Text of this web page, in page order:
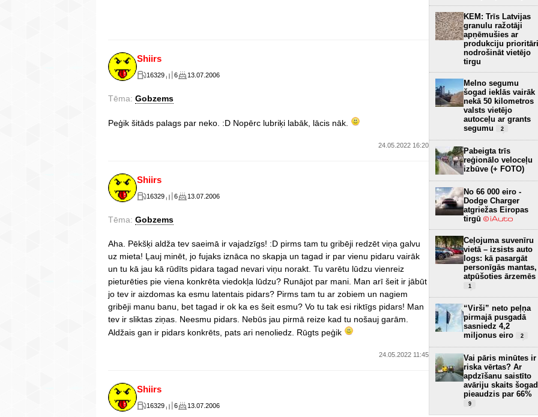
Shiirs
16329 6 13.07.2006
Tēma: Gobzems
Peģik šitāds palags par neko. :D Nopērc lubriķi labāk, lācis nāk.
24.05.2022 16:20
Shiirs
16329 6 13.07.2006
Tēma: Gobzems
Aha. Pēkšķi aldža tev saeimā ir vajadzīgs! :D pirms tam tu gribēji redzēt viņa galvu
uz mieta! Ļauj minēt, jo fujaks iznāca no skapja un tagad ir par vienu pidaru vairāk
un tu kā jau kā rūdīts pidara tagad nevari viņu norakt. Tu varētu lūdzu vienreiz
pieturēties pie viena konkrēta viedokļa lūdzu? Runājot par mani. Man arī šeit ir jābūt
jo tev ir aizdomas ka esmu latentais pidars? Pirms tam tu ar zobiem un nagiem
gribēji manu banu, bet tagad ir ok ka es šeit esmu? Vo tu tak esi riktīgs pidars! Man
tev ir sliktas ziņas. Neesmu pidars. Nebūs jau pirmā reize kad tu nošauj garām.
Aldžais gan ir pidars konkrēts, pats ari nenoliedz. Rūgts peģik
24.05.2022 11:45
Shiirs
16329 6 13.07.2006
KEM: Trīs Latvijas
granulu ražotāji
apņēmušies ar
produkciju prioritāri
nodrošināt vietējo
tirgu
Melno segumu
šogad ieklās vairāk
nekā 50 kilometros
valsts vietējo
autoceļu ar grants
segumu
2
Pabeigta trīs
reģionālo veloceļu
izbūve (+ FOTO)
No 66 000 eiro -
Dodge Charger
atgriežas Eiropas
tirgū
Ceļojuma suvenīru
vietā – izsists auto
logs: kā pasargāt
personīgās mantas,
atpūšoties ārzemēs
1
“Virši” neto peļņa
pirmajā pusgadā
sasniedz 4,2
miljonus eiro
2
Vai pāris minūtes ir
riska vērtas? Ar
apdzīšanu saistīto
avāriju skaits šogad
pieaudzis par 66%
9